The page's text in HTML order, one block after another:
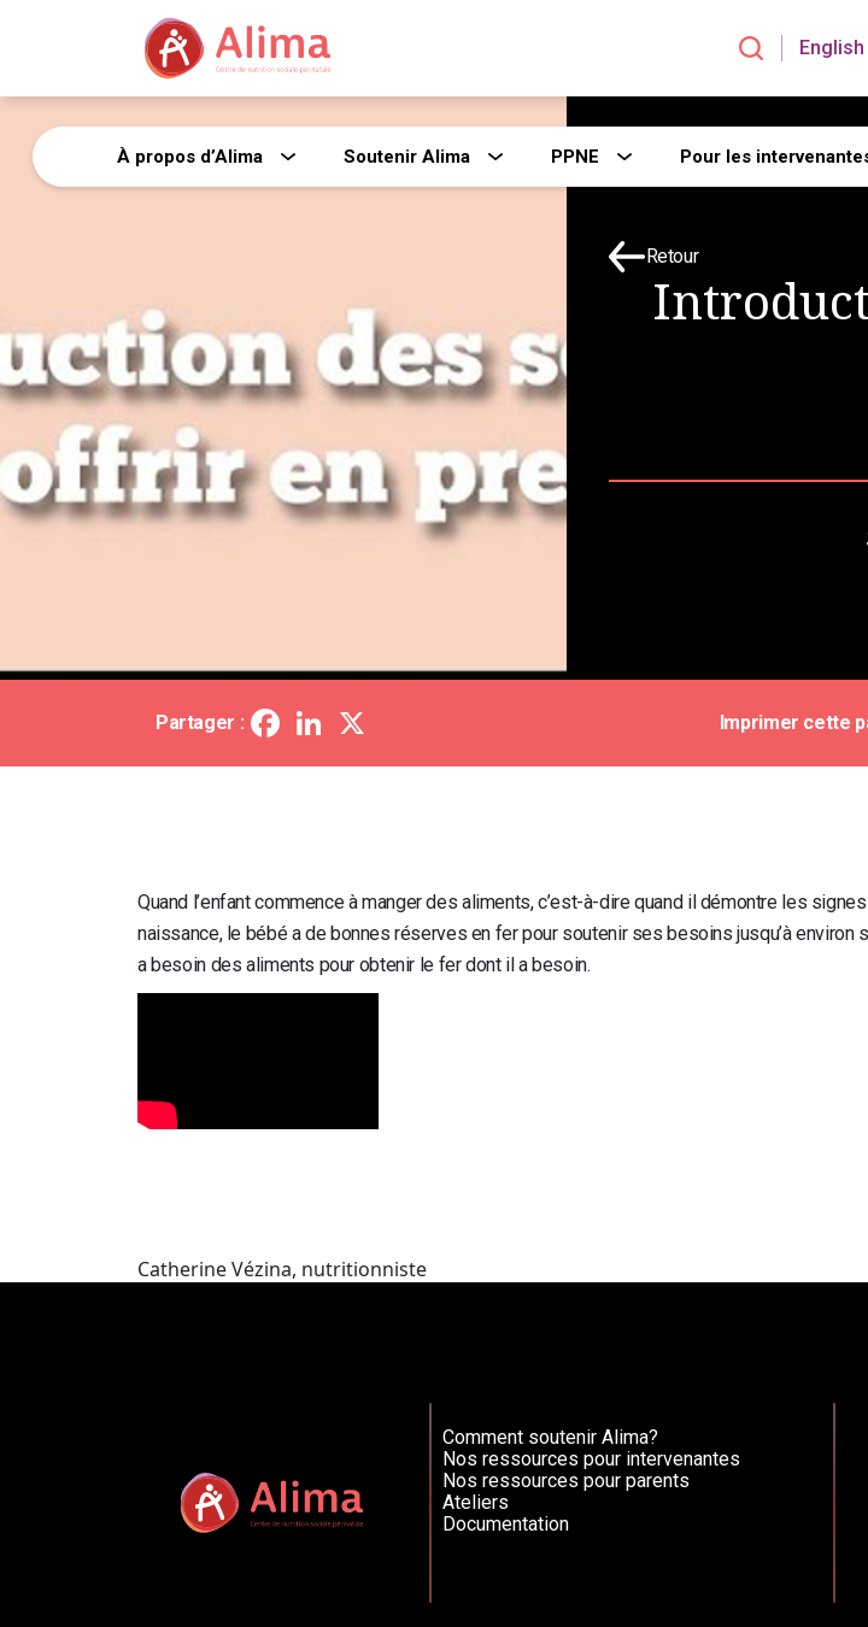
English
À propos d’Alima Soutenir Alima PPNE Pour les
Retour
Partager : FacebookLinkedIn Imprimer cette
Quand l’enfant commence à manger des aliments, c’est-à-dire quand il démontre les
naissance, le bébé a de bonnes réserves en fer pour soutenir ses besoins jusqu’à
a besoin des aliments pour obtenir le fer dont il a besoin.
Catherine Vézina, nutritionniste
Comment soutenir Alima?
Nos ressources pour intervenantes
Nos ressources pour parents
Ateliers
Documentation